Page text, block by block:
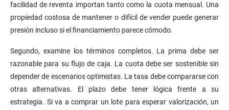
facilidad de reventa importan tanto como la cuota mensual. Una
propiedad costosa de mantener o difícil de vender puede generar
presión incluso si el financiamiento parece cómodo.
Segundo, examine los términos completos. La prima debe ser
razonable para su flujo de caja. La cuota debe ser sostenible sin
depender de escenarios optimistas. La tasa debe compararse con
otras alternativas. El plazo debe tener lógica frente a su
estrategia. Si va a comprar un lote para esperar valorización, un